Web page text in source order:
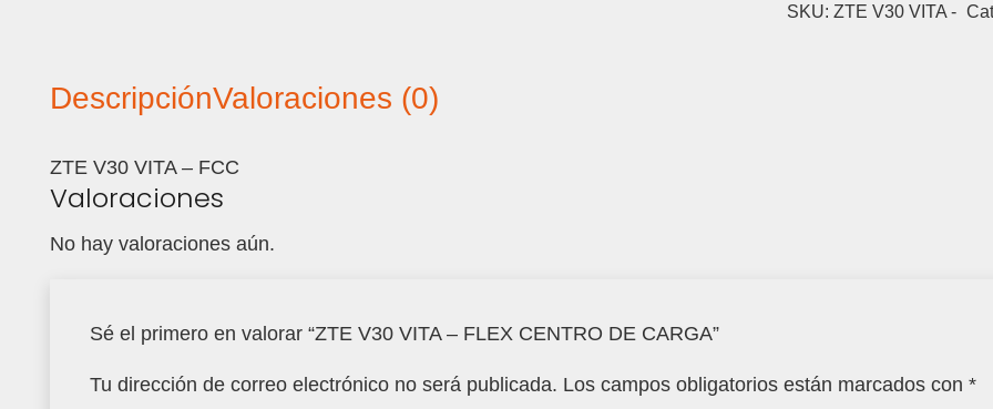
SKU: ZTE V30 VITA -
DescripciónValoraciones (0)
ZTE V30 VITA – FCC
Valoraciones
No hay valoraciones aún.
Sé el primero en valorar “ZTE V30 VITA – FLEX CENTRO DE CARGA”
Tu dirección de correo electrónico no será publicada. Los campos obligatorios están marcados con *